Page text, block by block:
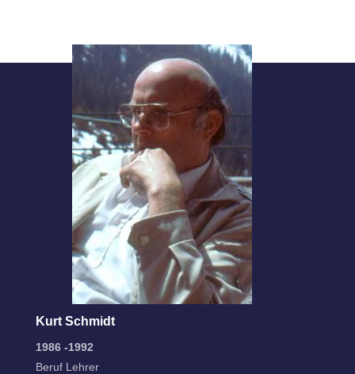
Kurt Schmidt
1986 -1992
Beruf Lehrer